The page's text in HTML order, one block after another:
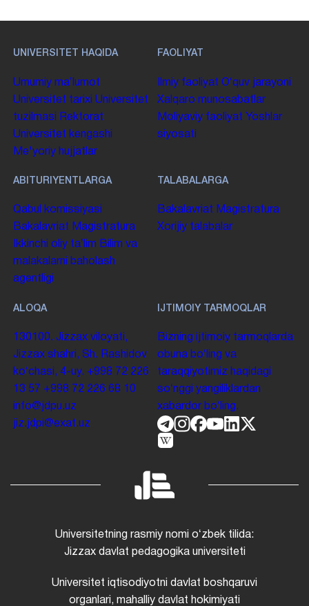
UNIVERSITET HAQIDA
Umumiy maʼlumot
Universitet tarixi Universitet
tuzilmasi Rektorat
Universitet kengashi
Me'yoriy hujjatlar
FAOLIYAT
Ilmiy faoliyat Oʻquv jarayoni
Xalqaro munosabatlar
Moliyaviy faoliyat Yoshlar
siyosati
ABITURIYENTLARGA
Qabul komissiyasi
Bakalavriat Magistratura
Ikkinchi oliy taʼlim Bilim va
malakalarni baholash
agentligi
TALABALARGA
Bakalavriat Magistratura
Xorijiy talabalar
ALOQA
130100. Jizzax viloyati,
Jizzax shahri, Sh. Rashidov
koʻchasi, 4-uy. +998 72 226
13 57 +998 72 226 68 10
info@jdpu.uz
jiz.jdpi@exat.uz
IJTIMOIY TARMOQLAR
Bizning ijtimoiy tarmoqlarda
obuna boʻling va
taraqqiyotimiz haqidagi
soʻnggi yangiliklardan
xabardor boʻling.
Universitetning rasmiy nomi oʻzbek tilida:
Jizzax davlat pedagogika universiteti
Universitet iqtisodiyotni davlat boshqaruvi
organlari, mahalliy davlat hokimiyati